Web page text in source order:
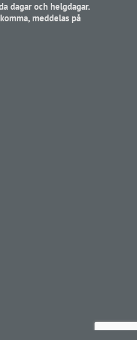
dagar och helgdagar.
meddelas på